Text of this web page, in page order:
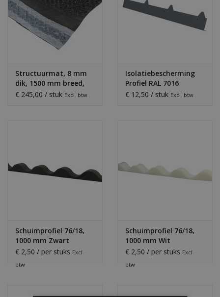
Structuurmat, 8 mm
dik, 1500 mm breed,
rol 25 m
€ 245,00 / stuk Excl. btw
Isolatiebescherming
Profiel RAL 7016
Antraciet
€ 12,50 / stuk Excl. btw
Schuimprofiel 76/18,
1000 mm Zwart
€ 2,50 / per stuks Excl.
btw
Schuimprofiel 76/18,
1000 mm Wit
€ 2,50 / per stuks Excl.
btw